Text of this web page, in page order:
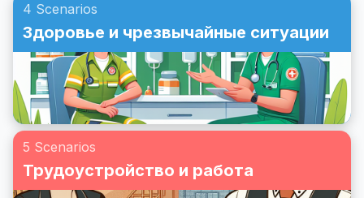
4 Scenarios
Здоровье и чрезвычайные ситуации
5 Scenarios
Трудоустройство и работа